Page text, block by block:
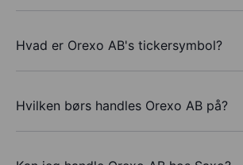
Hvad er Orexo AB's tickersymbol?
Hvilken børs handles Orexo AB på?